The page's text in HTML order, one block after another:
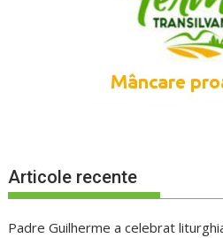
Articole recente
Padre Guilherme a celebrat